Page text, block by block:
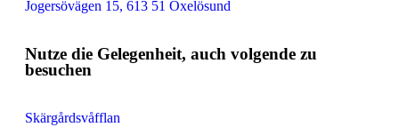
Jogersövägen 15, 613 51 Oxelösund
Nutze die Gelegenheit, auch volgende zu
besuchen
Skärgårdsvåfflan